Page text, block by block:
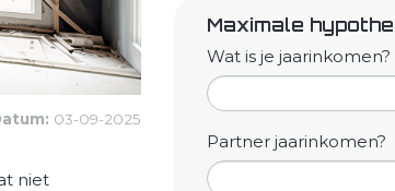
03-09-2025
niet
Maximale
Wat is je jaarinkomen?
Partner jaarinkomen?